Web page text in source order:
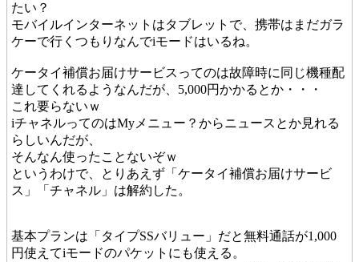
たい？
モバイルインターネットはタブレットで、携帯はまだガラ
ケーで行くつもりなんでiモードはいるね。
ケータイ補償お届けサービスってのは故障時に同じ機種配
達してくれるようなんだが、5,000円かかるとか・・・
これ要らないｗ
iチャネルってのはMyメニュー？からニュースとか見れる
らしいんだが、
そんなん使ったことないぞｗ
というわけで、とりあえず「ケータイ補償お届けサービ
ス」「チャネル」は解約した。
基本プランは「タイプSSバリュー」だと無料通話が1,000
円使えてiモードのパケットにも使える。